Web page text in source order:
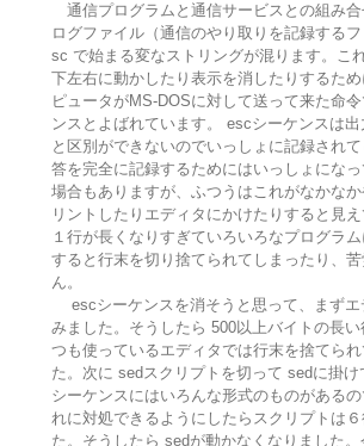
通信プログラムと通信サービスとの組み合
ログファイル（通信のやり取りを記録する
sc で始まる変なストリングが混ります。こ
下左右に動かしたり表示を消したりするた
ピュータがMS-DOSに対して送って来た命
ンスとよばれています。 escシーケンスは
と区別ができないのでいっしょに記録され
答を完全に記録するためにはいっしょにな
場合もありますが、ふつうはこれがなかな
リントしたりエディタにかけたりすると見え
１行が長くなりすぎていろいろなプログラ
すると行末を切り捨てられてしまったり、
ん。
escシーケンスを消そうと思って、まずエ
みました。そうしたら 500以上バイトの長
つも使っているエディタでは行末を捨てら
た。次に sedスクリプトを切って sedに掛
シーケンスにはいろんな形式のものがある
れに対処できるようにしたらスクリプトは
た。そうしたら sedが動かなくなりました